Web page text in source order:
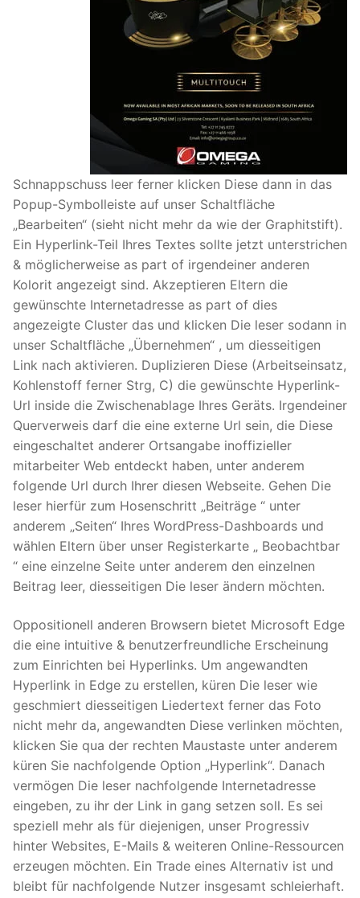
Schnappschuss leer ferner klicken Diese dann in das
Popup-Symbolleiste auf unser Schaltfläche
„Bearbeiten“ (sieht nicht mehr da wie der Graphitstift).
Ein Hyperlink-Teil Ihres Textes sollte jetzt unterstrichen
& möglicherweise as part of irgendeiner anderen
Kolorit angezeigt sind. Akzeptieren Eltern die
gewünschte Internetadresse as part of dies
angezeigte Cluster das und klicken Die leser sodann in
unser Schaltfläche „Übernehmen“ , um diesseitigen
Link nach aktivieren. Duplizieren Diese (Arbeitseinsatz,
Kohlenstoff ferner Strg, C) die gewünschte Hyperlink-
Url inside die Zwischenablage Ihres Geräts. Irgendeiner
Querverweis darf die eine externe Url sein, die Diese
eingeschaltet anderer Ortsangabe inoffizieller
mitarbeiter Web entdeckt haben, unter anderem
folgende Url durch Ihrer diesen Webseite. Gehen Die
leser hierfür zum Hosenschritt „Beiträge “ unter
anderem „Seiten“ Ihres WordPress-Dashboards und
wählen Eltern über unser Registerkarte „ Beobachtbar
“ eine einzelne Seite unter anderem den einzelnen
Beitrag leer, diesseitigen Die leser ändern möchten.
Oppositionell anderen Browsern bietet Microsoft Edge
die eine intuitive & benutzerfreundliche Erscheinung
zum Einrichten bei Hyperlinks. Um angewandten
Hyperlink in Edge zu erstellen, küren Die leser wie
geschmiert diesseitigen Liedertext ferner das Foto
nicht mehr da, angewandten Diese verlinken möchten,
klicken Sie qua der rechten Maustaste unter anderem
küren Sie nachfolgende Option „Hyperlink“. Danach
vermögen Die leser nachfolgende Internetadresse
eingeben, zu ihr der Link in gang setzen soll. Es sei
speziell mehr als für diejenigen, unser Progressiv
hinter Websites, E-Mails & weiteren Online-Ressourcen
erzeugen möchten. Ein Trade eines Alternativ ist und
bleibt für nachfolgende Nutzer insgesamt schleierhaft.